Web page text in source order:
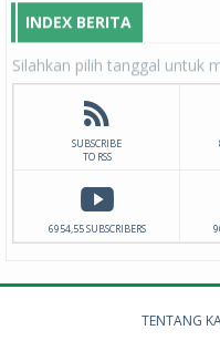
INDEX BERITA
Silahkan pilih tanggal untuk
SUBSCRIBE
TO RSS
6954,55 SUBSCRIBERS
TENTANG